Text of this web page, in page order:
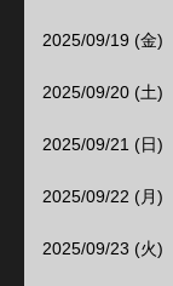
2025/09/19 (金)
2025/09/20 (土)
2025/09/21 (日)
2025/09/22 (月)
2025/09/23 (火)